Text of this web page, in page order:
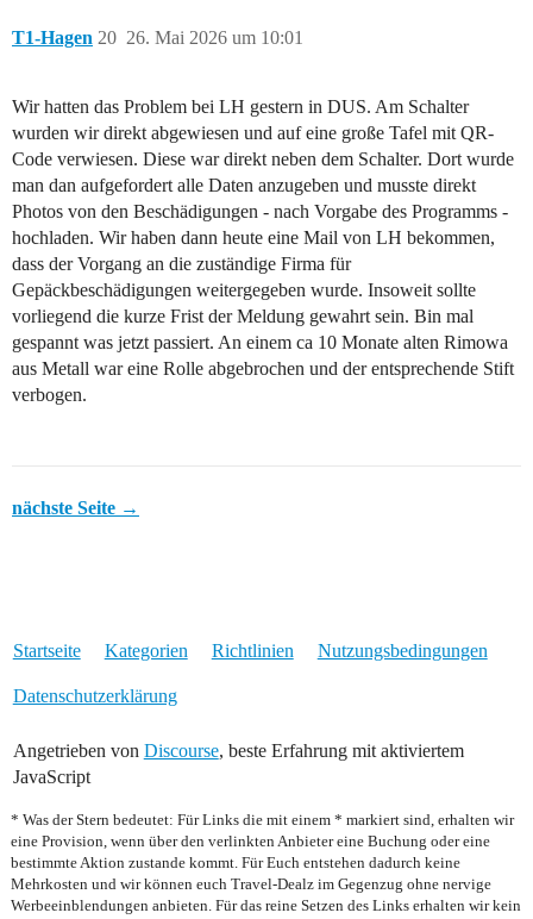
T1-Hagen 26. Mai 2026 um 10:01
20
Wir hatten das Problem bei LH gestern in DUS. Am Schalter
wurden wir direkt abgewiesen und auf eine große Tafel mit QR-
Code verwiesen. Diese war direkt neben dem Schalter. Dort wurde
man dan aufgefordert alle Daten anzugeben und musste direkt
Photos von den Beschädigungen - nach Vorgabe des Programms -
hochladen. Wir haben dann heute eine Mail von LH bekommen,
dass der Vorgang an die zuständige Firma für
Gepäckbeschädigungen weitergegeben wurde. Insoweit sollte
vorliegend die kurze Frist der Meldung gewahrt sein. Bin mal
gespannt was jetzt passiert. An einem ca 10 Monate alten Rimowa
aus Metall war eine Rolle abgebrochen und der entsprechende Stift
verbogen.
nächste Seite →
Startseite Kategorien Richtlinien Nutzungsbedingungen
Datenschutzerklärung
Angetrieben von Discourse, beste Erfahrung mit aktiviertem
JavaScript
* Was der Stern bedeutet: Für Links die mit einem * markiert sind, erhalten wir
eine Provision, wenn über den verlinkten Anbieter eine Buchung oder eine
bestimmte Aktion zustande kommt. Für Euch entstehen dadurch keine
Mehrkosten und wir können euch Travel-Dealz im Gegenzug ohne nervige
Werbeeinblendungen anbieten. Für das reine Setzen des Links erhalten wir kein